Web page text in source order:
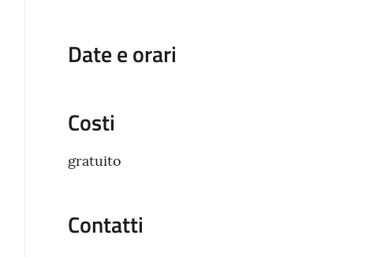
Date e orari
Costi
gratuito
Contatti